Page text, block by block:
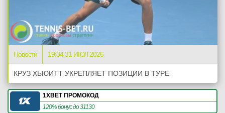
Новости 19:34 31 ИЮЛ 2026
КРУЗ ХЬЮИТТ УКРЕПЛЯЕТ ПОЗИЦИИ В ТУРЕ
1XBET ПРОМОКОД
120% бонус до 31130